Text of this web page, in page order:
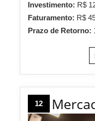
Investimento: R$
Faturamento: R$
Prazo de Retorno:
12